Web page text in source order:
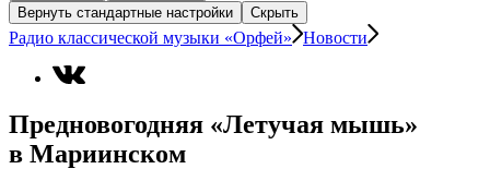
Вернуть стандартные настройки
Скрыть
Радио классической музыки «Орфей» Новости
Предновогодняя «Летучая мышь»
в Мариинском